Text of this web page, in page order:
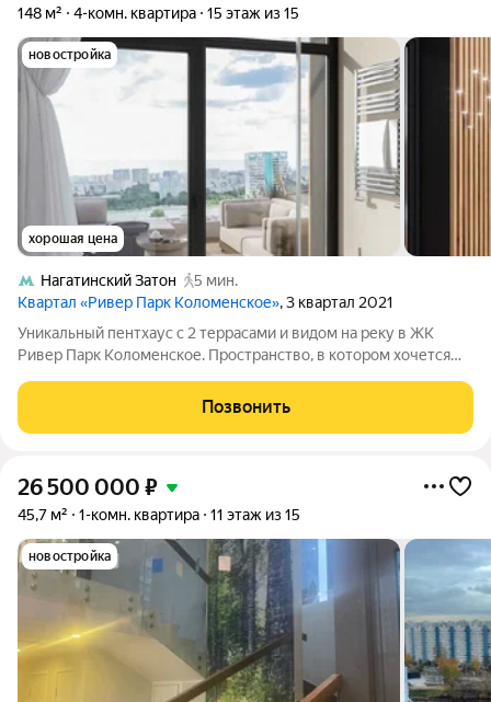
148 м² 4-комн. квартира 15 этаж из 15
новостройка
хорошая цена
Нагатинский Затон
5 мин.
Квартал «Ривер Парк Коломенское», 3 квартал 2021
Уникальный пентхаус с 2 террасами и видом на реку в ЖК
Ривер Парк Коломенское. Пространство, в котором хочется
просторными террасами, высокими потолками 4.2 м и
Позвонить
26 500 000 ₽
45,7 м² 1-комн. квартира 11 этаж из 15
новостройка